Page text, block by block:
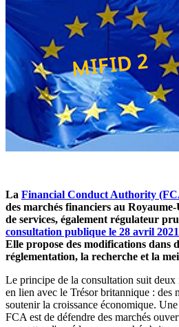
La Financial Conduct Authority
des marchés financiers au Royaume-
de services, également régulateur
consultation publique le 28 avril
Elle propose des modifications dans
réglementation, la recherche et la
Le principe de la consultation suit
en lien avec le Trésor britannique : des
soutenir la croissance économique.
FCA est de défendre des marchés